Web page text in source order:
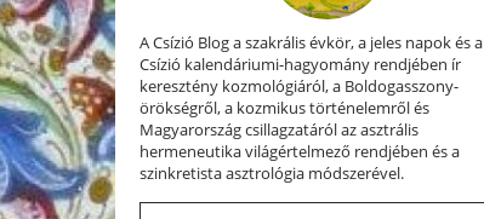
A Csízió Blog a szakrális évkör, a jeles napok és a
Csízió kalendáriumi-hagyomány rendjében ír
keresztény kozmológiáról, a Boldogasszony-
örökségről, a kozmikus történelemről és
Magyarország csillagzatáról az asztrális
hermeneutika világértelmező rendjében és a
szinkretista asztrológia módszerével.